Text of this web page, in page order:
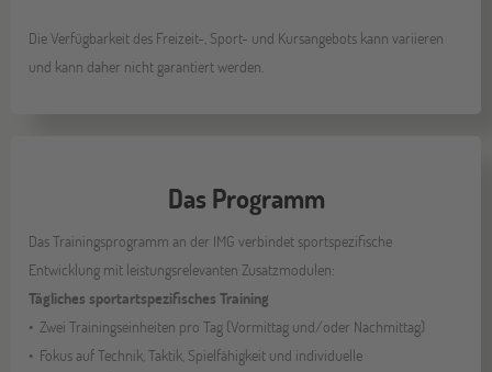
Die Verfügbarkeit des Freizeit-, Sport- und Kursangebots kann variieren
und kann daher nicht garantiert werden.
Das Programm
Das Trainingsprogramm an der IMG verbindet sportspezifische
Entwicklung mit leistungsrelevanten Zusatzmodulen:
Tägliches sportartspezifisches Training
Zwei Trainingseinheiten pro Tag (Vormittag und/oder Nachmittag)
Fokus auf Technik, Taktik, Spielfähigkeit und individuelle